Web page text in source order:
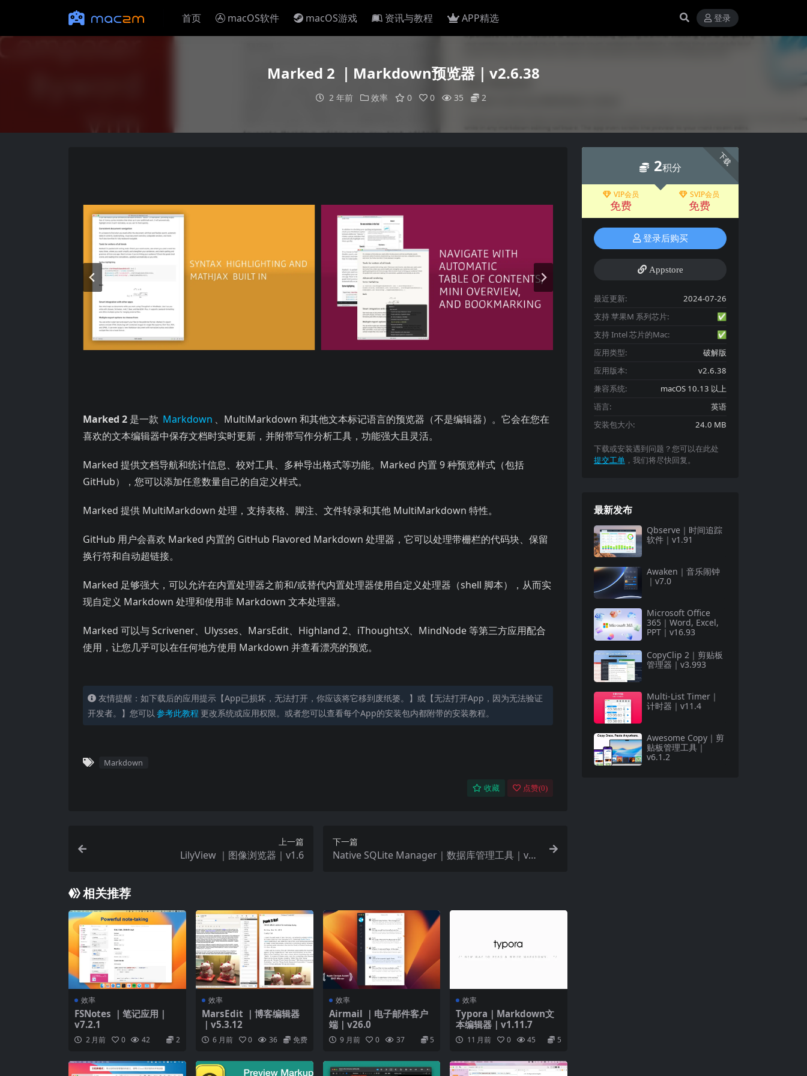
首页 macOS软件 macOS游戏 资讯与教程 APP精选 登录
Marked 2 ｜Markdown预览器｜v2.6.38
2 年前 效率 0 0 35 2
Marked 2 是一款 Markdown 、MultiMarkdown 和其他文本标记语言的预览器（不是编辑器）。它会在您在
喜欢的文本编辑器中保存文档时实时更新，并附带写作分析工具，功能强大且灵活。
Marked 提供文档导航和统计信息、校对工具、多种导出格式等功能。Marked 内置 9 种预览样式（包括
GitHub），您可以添加任意数量自己的自定义样式。
Marked 提供 MultiMarkdown 处理，支持表格、脚注、文件转录和其他 MultiMarkdown 特性。
GitHub 用户会喜欢 Marked 内置的 GitHub Flavored Markdown 处理器，它可以处理带栅栏的代码块、保留
换行符和自动超链接。
Marked 足够强大，可以允许在内置处理器之前和/或替代内置处理器使用自定义处理器（shell 脚本），从而实
现自定义 Markdown 处理和使用非 Markdown 文本处理器。
Marked 可以与 Scrivener、Ulysses、MarsEdit、Highland 2、iThoughtsX、MindNode 等第三方应用配合
使用，让您几乎可以在任何地方使用 Markdown 并查看漂亮的预览。
友情提醒：如下载后的应用提示【App已损坏，无法打开，你应该将它移到废纸篓。】或【无法打开App，因为无法验证
开发者。】您可以 参考此教程 更改系统或应用权限。或者您可以查看每个App的安装包内都附带的安装教程。
Markdown
收藏 点赞(0)
上一篇
LilyView ｜图像浏览器｜v1.6
下一篇
Native SQLite Manager｜数据库管理工具｜v1.
相关推荐
效率
FSNotes ｜笔记应用｜
v7.2.1
2 月前 0 42 2
效率
MarsEdit ｜博客编辑器
｜v5.3.12
6 月前 0 36 免费
效率
Airmail ｜电子邮件客户
端｜v26.0
9 月前 0 37 5
效率
Typora｜Markdown文
本编辑器｜v1.11.7
11 月前 0 45 5
下载
2积分
VIP会员
免费
SVIP会员
免费
登录后购买
Appstore
最近更新:
2024-07-26
支持 苹果M 系列芯片:
✅
支持 Intel 芯片的Mac:
✅
应用类型:
破解版
应用版本:
v2.6.38
兼容系统:
macOS 10.13 以上
语言:
英语
安装包大小:
24.0 MB
下载或安装遇到问题？您可以在此处
提交工单 ，我们将尽快回复。
最新发布
Qbserve｜时间追踪
软件｜v1.91
Awaken｜音乐闹钟
｜v7.0
Microsoft Office
365｜Word, Excel,
PPT｜v16.93
CopyClip 2｜剪贴板
管理器｜v3.993
Multi-List Timer｜
计时器｜v11.4
Awesome Copy｜剪
贴板管理工具｜
v6.1.2